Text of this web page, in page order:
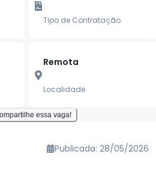
Tipo de Contratação
Remota
Localidade
essa vaga!
Publicada: 28/05/2026